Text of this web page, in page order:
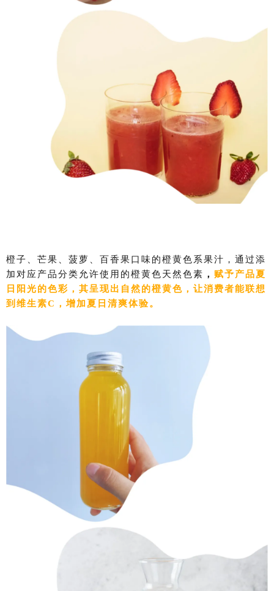
橙子、芒果、菠萝、百香果口味的橙黄色系果汁， 通过添
加对应产品分类允许使用的橙黄色天然色素 ， 赋予产品夏
日阳光的色彩，其呈现出自然的橙黄色，让消费者能联想
到维生素C，增加夏日清爽体验。